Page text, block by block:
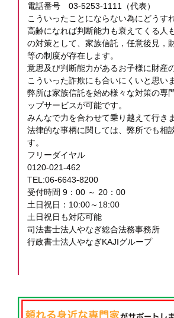
電話番号 03-5253-1111（代表）
こういったことにならない為にどうす
高齢になれば判断能力も衰えてくる人
の対策として、家族信託，任意後見，
等の制度が存在します。
意思及び判断能力があるお子様に財産
こういった詐欺にも合いにくいと思いま
弊所は家族信託を始め様々な対策の専
ップサービスが可能です。
みんなで力を合わせて乗り越えて行き
法律的な事柄に関しては、弊所でも相
す。
フリーダイヤル
0120-021-462
TEL:06-6643-8200
受付時間 9：00 ～ 20：00
土日祝日：10:00～18:00
土日祝日も対応可能
司法書士法人やなぎ総合法務事務所
行政書士法人やなぎKAJIグループ